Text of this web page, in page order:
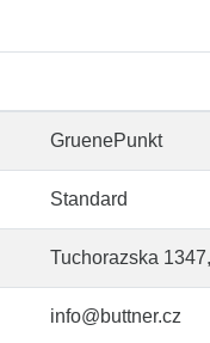
GruenePunkt
Standard
Tuchorazska
info@buttner.cz